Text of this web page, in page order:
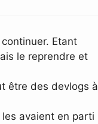
Etant
le reprendre et
être des devlogs à
avaient en parti